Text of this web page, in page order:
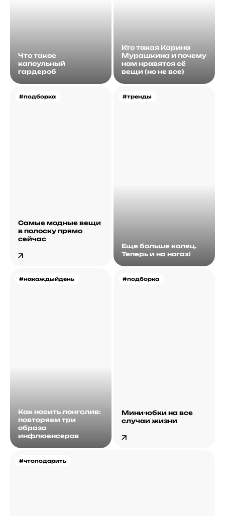
Что такое
капсульный
гардероб
Кто такая Карина
Мурашкина и почему
нам нравятся её
вещи (но не все)
#подборка
Самые модные вещи
в полоску прямо
сейчас
#тренды
Еще больше колец.
Теперь и на ногах!
#накаждыйдень
Как носить лонгслив:
повторяем три
образа
инфлюенсеров
#чтоподарить
#подборка
Мини-юбки на все
случаи жизни